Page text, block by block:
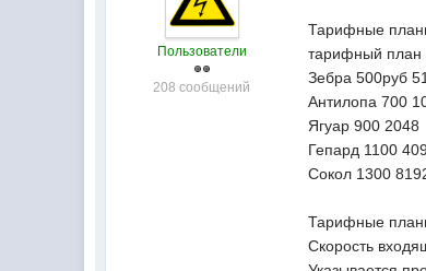
Пользователи
208 сообщений
Тарифные
тарифный план
Зебра 500руб
Антилопа 700
Ягуар 900 2048
Гепард 1100
Сокол 1300
Тарифные
Скорость